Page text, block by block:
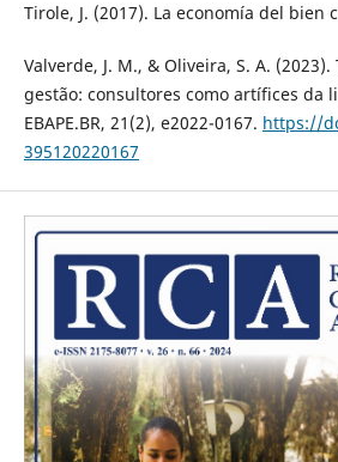
Tirole, J. (2017). La economía del bien
Valverde, J. M., & Oliveira, S. A.
gestão: consultores como artífices da
EBAPE.BR, 21(2), e2022-0167. https://
395120220167